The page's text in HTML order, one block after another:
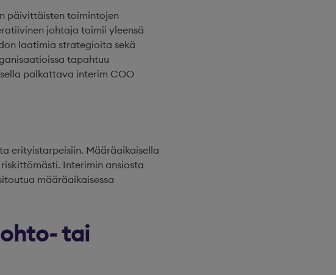
päivittäisten toimintojen
johtaja toimii yleensä
laatimia strategioita sekä
tapahtuu
palkattava interim COO
erityistarpeisiin. Määräaikaisella
Interimin ansiosta
määräaikaisessa
tai